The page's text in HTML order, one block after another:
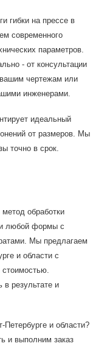
гибки на прессе в
современного
параметров.
- от консультации
чертежам или
инженерами.
идеальный
от размеров. Мы
точно в срок.
обработки
любой формы с
Мы предлагаем
и области с
стоимостью.
в результате и
и области?
и выполним заказ